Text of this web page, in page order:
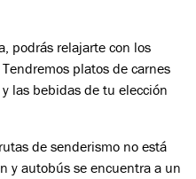
podrás relajarte con los
platos de carnes
las bebidas de tu elección
de senderismo no está
y autobús se encuentra a un